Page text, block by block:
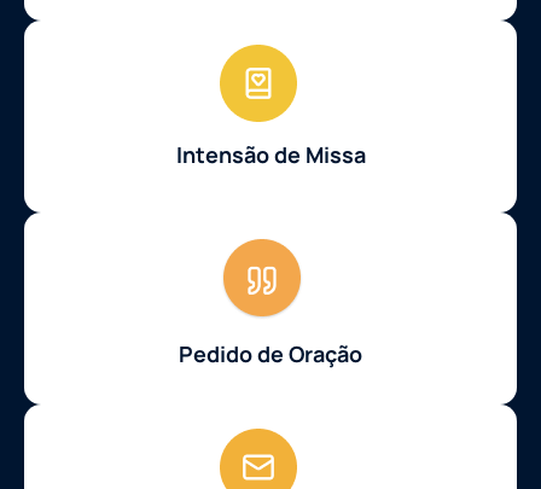
Intensão de Missa
Pedido de Oração